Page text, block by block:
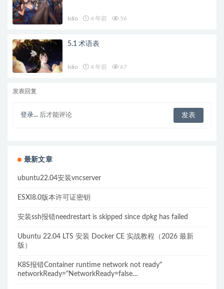
Istio 4 年前 56
5.1 术语表
Istio 4 年前 67
发表回复
登录... 后才能评论
最新文章
ubuntu22.04安装vncserver
ESXI8.0版本许可证密钥
安装ssh报错needrestart is skipped since dpkg has failed
Ubuntu 22.04 LTS 安装 Docker CE 实战教程（2026 最新
版）
K8S报错Container runtime network not ready"
networkReady="NetworkReady=false